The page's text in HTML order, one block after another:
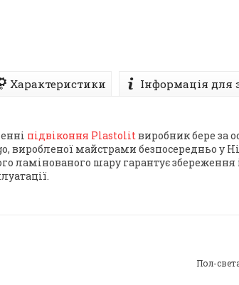
Характеристики Інформація для
підвіконня Plastolitвиробник бере за
виробленої майстрами безпосередньо у
ламінованого шару гарантує збереження